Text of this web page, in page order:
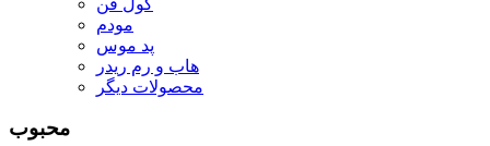
مودم
پد موس
هاب و رم ریدر
محصولات دیگر
محبوب